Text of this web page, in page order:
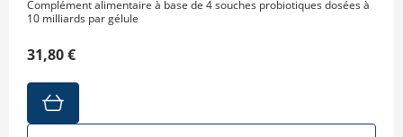
Complément alimentaire à base de 4 souches probiotiques dosées à
10 milliards par gélule
31,80 €